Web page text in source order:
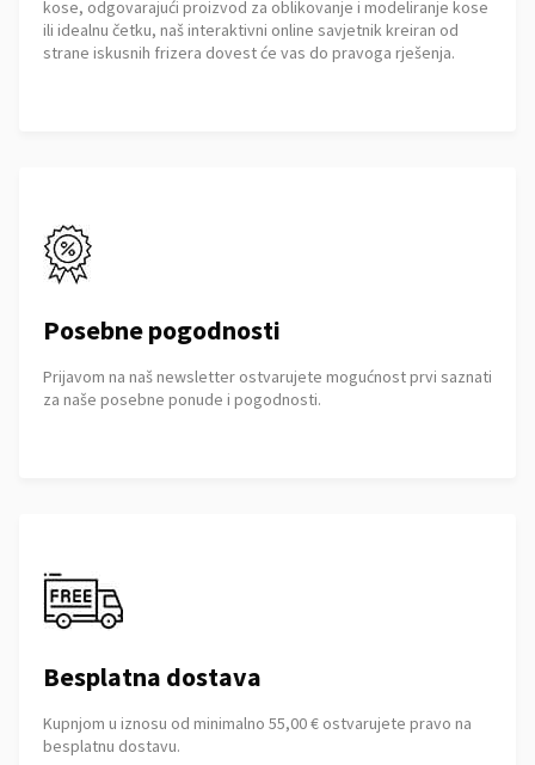
kose, odgovarajući proizvod za oblikovanje i modeliranje kose
ili idealnu četku, naš interaktivni online savjetnik kreiran od
strane iskusnih frizera dovest će vas do pravoga rješenja.
Posebne pogodnosti
Prijavom na naš newsletter ostvarujete mogućnost prvi saznati
za naše posebne ponude i pogodnosti.
Besplatna dostava
Kupnjom u iznosu od minimalno 55,00 € ostvarujete pravo na
besplatnu dostavu.